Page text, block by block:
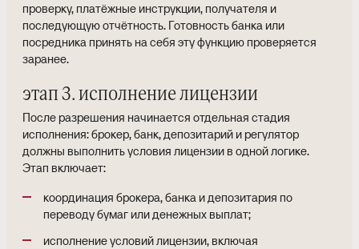
проверку, платёжные инструкции, получателя и
последующую отчётность. Готовность банка или
посредника принять на себя эту функцию проверяется
заранее.
этап 3. исполнение лицензии
После разрешения начинается отдельная стадия
исполнения: брокер, банк, депозитарий и регулятор
должны выполнить условия лицензии в одной логике.
Этап включает:
координация брокера, банка и депозитария по
переводу бумаг или денежных выплат;
исполнение условий лицензии, включая